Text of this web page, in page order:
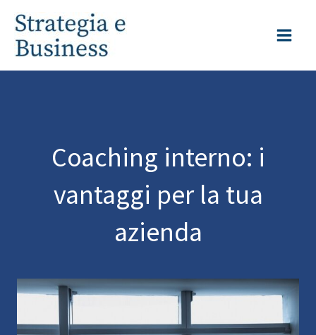
contenuto
Coaching interno: i
vantaggi per la tua
azienda